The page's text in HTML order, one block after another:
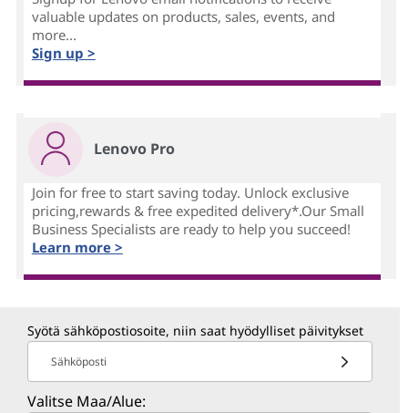
valuable updates on products, sales, events, and
more...
Sign up >
Lenovo Pro
Join for free to start saving today. Unlock exclusive
pricing,rewards & free expedited delivery*.Our Small
Business Specialists are ready to help you succeed!
Learn more >
Syötä sähköpostiosoite, niin saat hyödylliset päivitykset
Sähköposti
Valitse Maa/Alue: